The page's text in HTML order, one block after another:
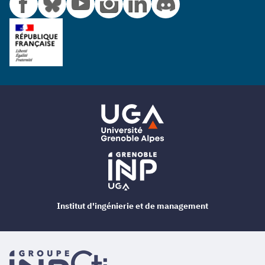
Institut d'ingénierie et de management